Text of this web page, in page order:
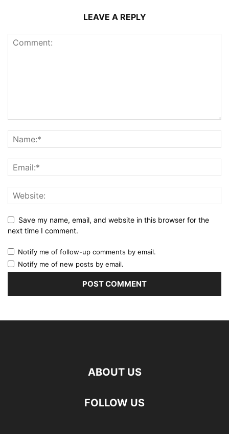
LEAVE A REPLY
Save my name, email, and website in this browser for the
next time I comment.
Notify me of follow-up comments by email.
Notify me of new posts by email.
ABOUT US
FOLLOW US